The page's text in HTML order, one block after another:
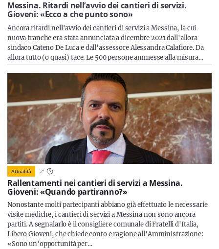
Servizi
Resta sempre aggiornato con le ultime news, iscriviti alla
nostra newsletter
Iscriviti
Messina. Ritardi nell’avvio dei cantieri di servizi.
Gioveni: «Ecco a che punto sono»
Ancora ritardi nell'avvio dei cantieri di servizi a Messina, la cui
nuova tranche era stata annunciata a dicembre 2021 dall'allora
sindaco Cateno De Luca e dall'assessore Alessandra Calafiore. Da
allora tutto (o quasi) tace. Le 500 persone ammesse alla misura…
Attualità 2'
Rallentamenti nei cantieri di servizi a Messina.
Gioveni: «Quando partiranno?»
Nonostante molti partecipanti abbiano già effettuato le necessarie
visite mediche, i cantieri di servizi a Messina non sono ancora
partiti. A segnalarlo è il consigliere comunale di Fratelli d'Italia,
Libero Gioveni, che chiede conto e ragione all'Amministrazione:
«Sono un'opportunità per…